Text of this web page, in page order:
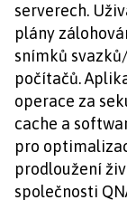
serverech.
plány
snímků
počítačů.
operace za
cache a
pro
prodloužení
společnosti